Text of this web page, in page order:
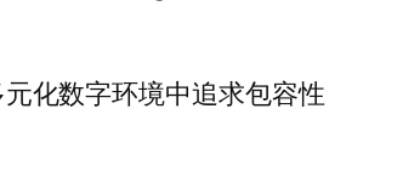
化数字环境中追求包容性